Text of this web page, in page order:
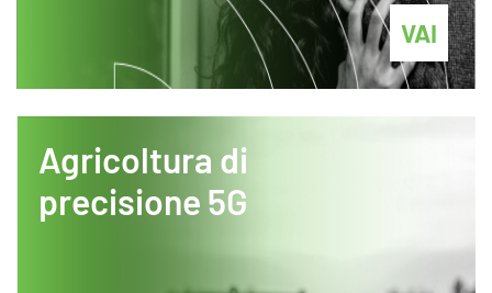
VAI
Agricoltura di
precisione 5G